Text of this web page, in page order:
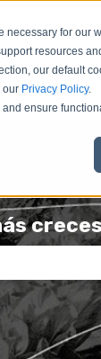
for our
resources
our default
our Privacy Policy.
ensure
de